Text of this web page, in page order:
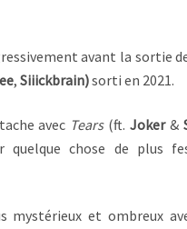
avant la sortie
, Siiickbrain)sorti en 2021.
avec Tears(ft.Joker&
chose de plus
mystérieux et ombreux